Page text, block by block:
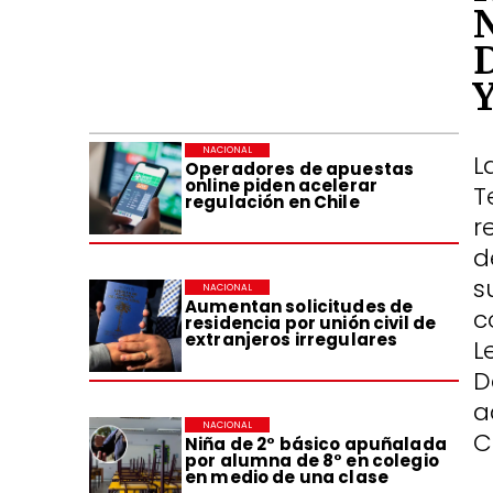
Operadores de apuestas
online piden acelerar
regulación en Chile
NACIONAL
Aumentan solicitudes de
residencia por unión civil de
extranjeros irregulares
NACIONAL
Niña de 2° básico apuñalada
por alumna de 8° en colegio
en medio de una clase
NACIONAL